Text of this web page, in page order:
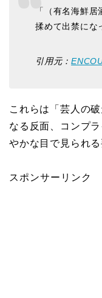
「（有名海鮮
揉めて出禁にな
引用元：
これらは「芸人の
なる反面、コンプ
やかな目で見られ
スポンサーリンク